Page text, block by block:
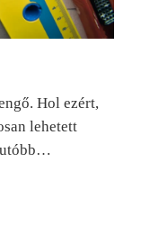
Hol ezért,
lehetett
utóbb…